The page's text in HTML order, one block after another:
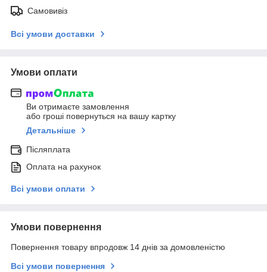
Самовивіз
Всі умови доставки
Умови оплати
Ви отримаєте замовлення
або гроші повернуться на вашу картку
Детальніше
Післяплата
Оплата на рахунок
Всі умови оплати
Умови повернення
Повернення товару впродовж 14 днів за домовленістю
Всі умови повернення